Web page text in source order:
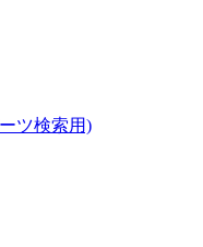
ツ検索用)